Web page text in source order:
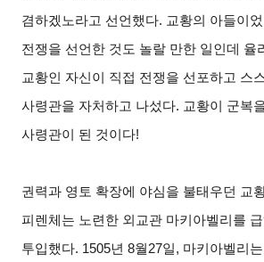
겸하겠노라고 선언했다. 교황의 아들이
전쟁을 선언한 것도 놀랄 만한 일인데 율
교황인 자신이 직접 전쟁을 선포하고 스
사령관을 자처하고 나섰다. 교황이 군복
사령관이 된 것이다!
권력과 영토 확장에 야심을 불태우던 교
피렌체는 노련한 외교관 마키아벨리를 급
투입했다. 1505년 8월27일, 마키아벨리는